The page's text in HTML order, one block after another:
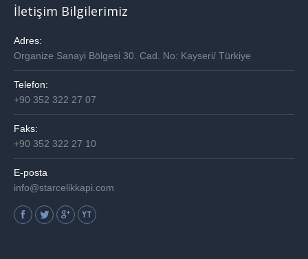
İletişim Bilgilerimiz
Adres:
Organize Sanayi Bölgesi 30. Cad. No: Kayseri/ Türkiye
Telefon:
+90 352 322 27 07
Faks:
+90 352 322 27 10
E-posta
info@starcelikkapi.com
Find us on: